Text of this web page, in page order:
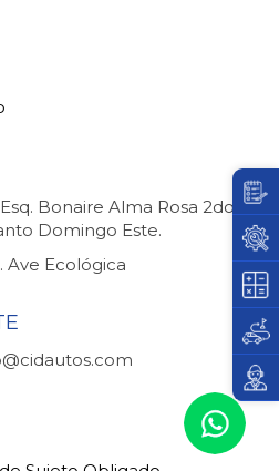
Bonaire Alma Rosa 2do.
Domingo Este.
Ave Ecológica